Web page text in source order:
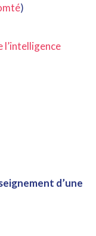
)
l’intelligence
d’une